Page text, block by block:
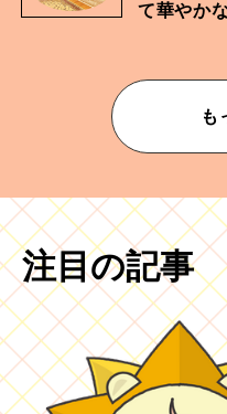
て華やか
も
注目の記事